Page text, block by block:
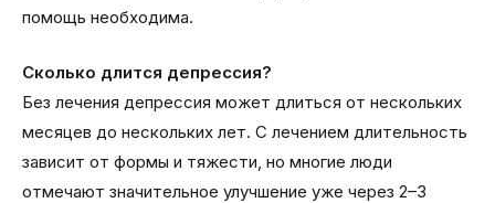
помощь необходима.
Сколько длится депрессия?
Без лечения депрессия может длиться от нескольких
месяцев до нескольких лет. С лечением длительность
зависит от формы и тяжести, но многие люди
отмечают значительное улучшение уже через 2–3